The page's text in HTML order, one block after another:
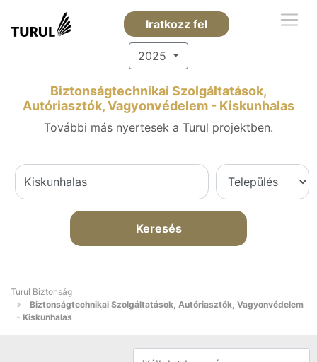
Iratkozz fel
2025
Biztonságtechnikai Szolgáltatások,
Autóriasztók, Vagyonvédelem - Kiskunhalas
További más nyertesek a Turul projektben.
Keresés
Turul Biztonság
Biztonságtechnikai Szolgáltatások, Autóriasztók, Vagyonvédelem
- Kiskunhalas